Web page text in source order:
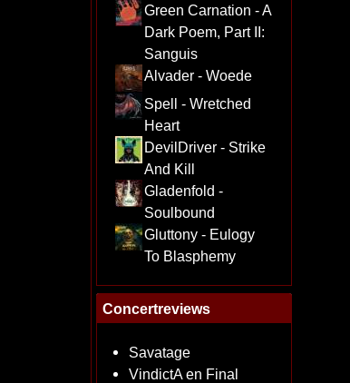
Green Carnation - A
Dark Poem, Part II:
Sanguis
Alvader - Woede
Spell - Wretched
Heart
DevilDriver - Strike
And Kill
Gladenfold -
Soulbound
Gluttony - Eulogy
To Blasphemy
Concertreviews
Savatage
VindictA en Final